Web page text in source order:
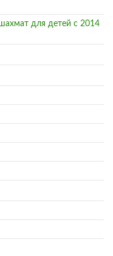
для детей с 2014